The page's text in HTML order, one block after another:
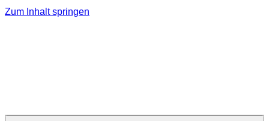
Zum Inhalt springen